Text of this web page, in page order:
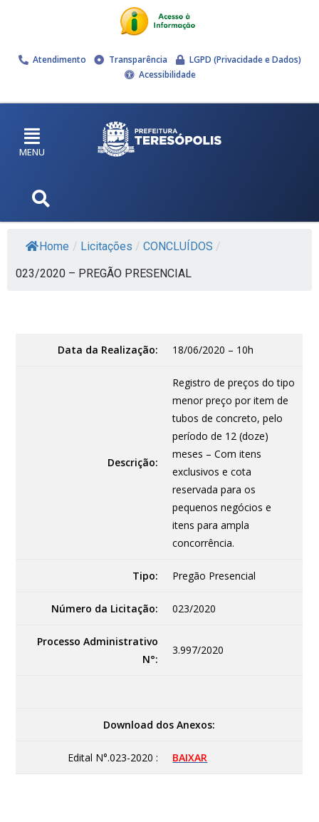
Atendimento Transparência
LGPD (Privacidade e Dados)
Acessibilidade
MENU
Home / Licitações / CONCLUÍDOS /
023/2020 – PREGÃO PRESENCIAL
Data da Realização: 18/06/2020 – 10h
Descrição:
Registro de preços do tipo
menor preço por item de
tubos de concreto, pelo
período de 12 (doze)
meses – Com itens
exclusivos e cota
reservada para os
pequenos negócios e
itens para ampla
concorrência.
Tipo: Pregão Presencial
Número da Licitação: 023/2020
Processo Administrativo
N°:
3.997/2020
Download dos Anexos:
Edital N°.023-2020 : BAIXAR